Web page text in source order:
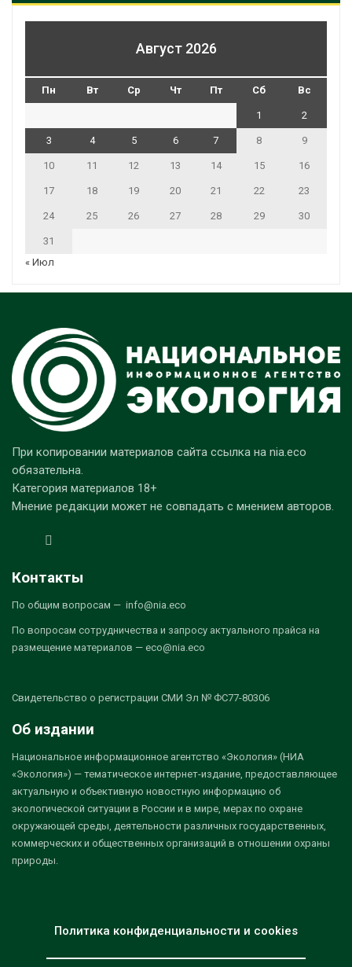
Август 2026
Пн Вт Ср Чт Пт Сб Вс
1 2
3 4 5 6 7 8 9
10 11 12 13 14 15 16
17 18 19 20 21 22 23
24 25 26 27 28 29 30
31
« Июл
При копировании материалов сайта ссылка на nia.eco
обязательна.
Категория материалов 18+
Мнение редакции может не совпадать с мнением авторов.
Контакты
По общим вопросам — info@nia.eco
По вопросам сотрудничества и запросу актуального прайса на
размещение материалов — eco@nia.eco
Свидетельство о регистрации СМИ Эл № ФС77-80306
Об издании
Национальное информационное агентство «Экология» (НИА
«Экология») — тематическое интернет-издание, предоставляющее
актуальную и объективную новостную информацию об
экологической ситуации в России и в мире, мерах по охране
окружающей среды, деятельности различных государственных,
коммерческих и общественных организаций в отношении охраны
природы.
Политика конфиденциальности и cookies